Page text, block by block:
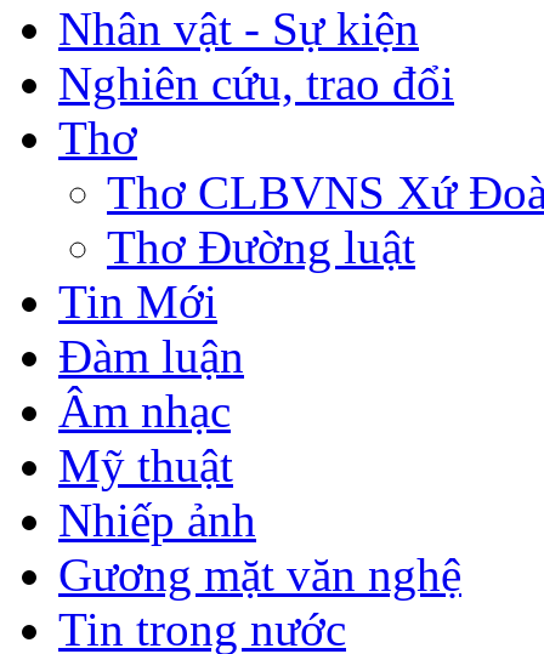
Nhân vật - Sự kiện
Nghiên cứu, trao đổi
Thơ
Thơ CLBVNS Xứ
Thơ Đường luật
Tin Mới
Đàm luận
Âm nhạc
Mỹ thuật
Nhiếp ảnh
Gương mặt văn nghệ
Tin trong nước